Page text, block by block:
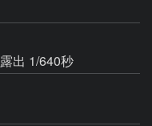
露出 1/640秒